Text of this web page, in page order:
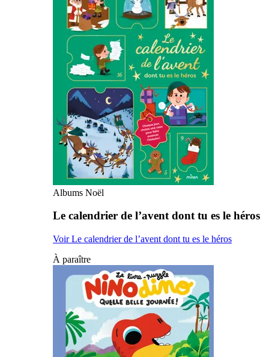
Albums Noël
Le calendrier de l’avent dont tu es le héros
Voir Le calendrier de l’avent dont tu es le héros
À paraître